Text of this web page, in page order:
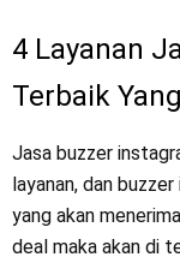
4 Layanan
Terbaik
Jasa buzzer
layanan, dan
yang akan
deal maka akan di